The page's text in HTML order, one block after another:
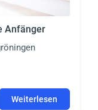
Anfänger
Weiterlesen